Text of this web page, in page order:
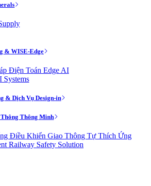
& WISE-Edge
Điện Toán Edge AI
Systems
& Dịch Vụ Design-in
Thông Minh
Điều Khiển Giao Thông Tự Thích Ứng
Railway Safety Solution